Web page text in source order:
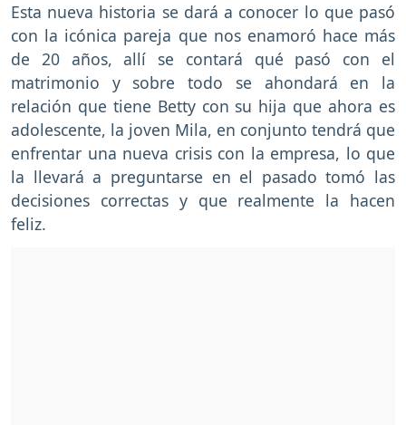
Esta nueva historia se dará a conocer lo que pasó
con la icónica pareja que nos enamoró hace más
de 20 años, allí se contará qué pasó con el
matrimonio y sobre todo se ahondará en la
relación que tiene Betty con su hija que ahora es
adolescente, la joven Mila, en conjunto tendrá que
enfrentar una nueva crisis con la empresa, lo que
la llevará a preguntarse en el pasado tomó las
decisiones correctas y que realmente la hacen
feliz.